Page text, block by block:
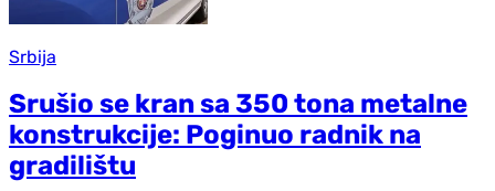
Srbija
Srušio se kran sa 350 tona metalne
konstrukcije: Poginuo radnik na
gradilištu